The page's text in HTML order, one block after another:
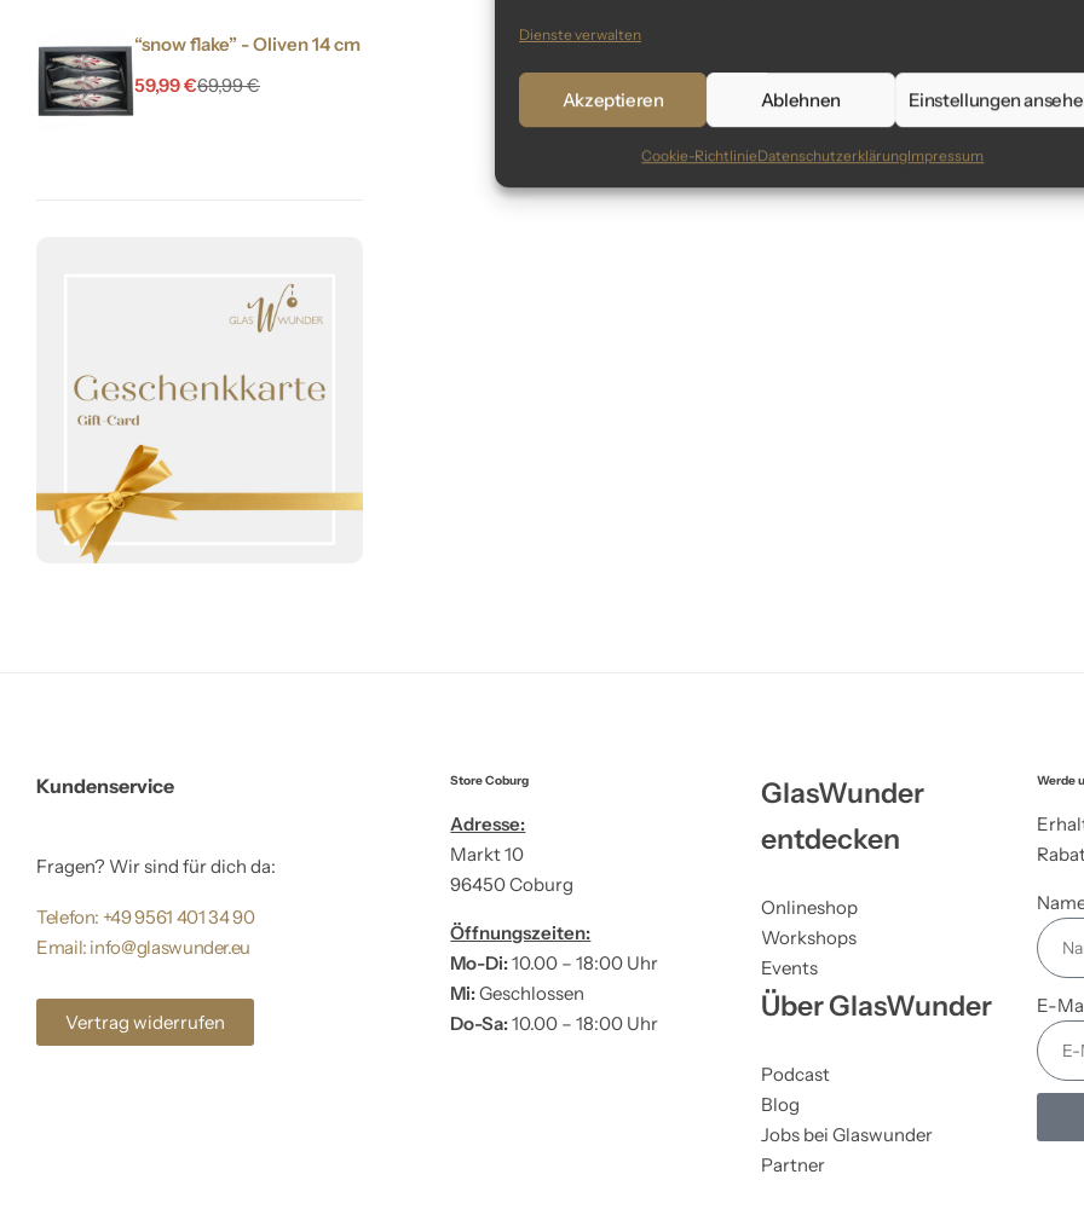
Dienste verwalten
Akzeptieren Ablehnen Einstellungen
Cookie-RichtlinieDatenschutzerklärungImpressum
“snow flake” - Oliven 14 cm
69,99€
59,99€
Kundenservice
Fragen? Wir sind für dich da:
Telefon: +49 9561 401 34 90
Email: info@glaswunder.eu
Vertrag widerrufen
Store Coburg
Adresse:
Markt 10
96450 Coburg
Öffnungszeiten:
Mo-Di:10.00 – 18:00 Uhr
Mi:Geschlossen
Do-Sa:10.00 – 18:00 Uhr
GlasWunder
entdecken
Onlineshop
Workshops
Events
Über GlasWunder
Podcast
Blog
Jobs bei Glaswunder
Partner
Werde
E-